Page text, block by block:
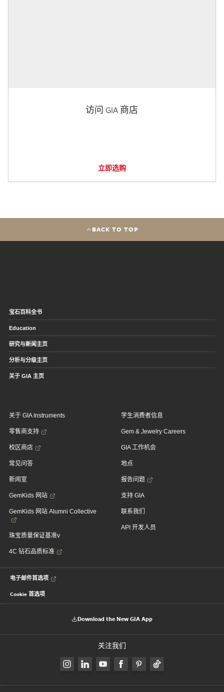
访问 GIA 商店
立即选购
BACK TO TOP
宝石百科全书
Education
研究与新闻主页
分析与分级主页
关于 GIA 主页
关于 GIA Instruments
零售商支持
校区商店
常见问答
新闻室
GemKids 网站
GemKids 网站 Alumni Collective
珠宝质量保证基准v
4C 钻石品质标准
学生消费者信息
Gem & Jewelry Careers
GIA 工作机会
地点
报告问题
支持 GIA
联系我们
API 开发人员
电子邮件首选项
Cookie 首选项
Download the New GIA App
关注我们